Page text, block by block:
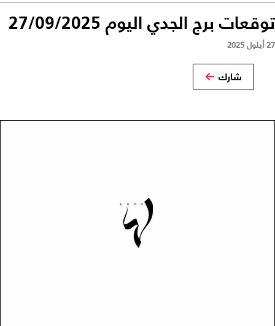
توقعات برج الجدي اليوم 27/09/2025
27 أيلول 2025
شارك